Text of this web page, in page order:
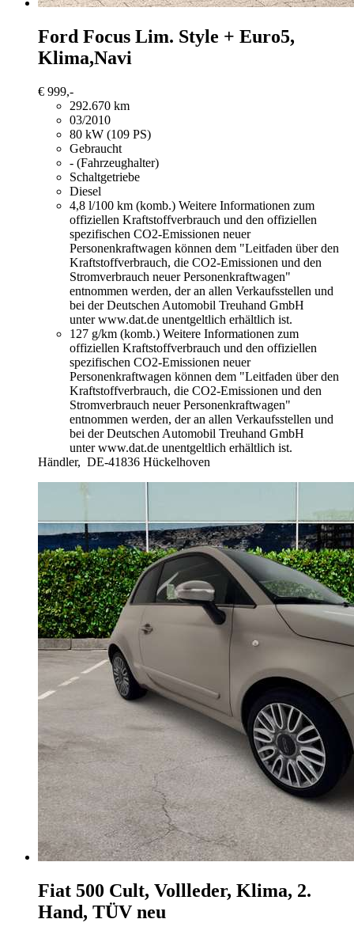
Ford Focus Lim. Style + Euro5,
Klima,Navi
€ 999,-
292.670 km
03/2010
80 kW (109 PS)
Gebraucht
- (Fahrzeughalter)
Schaltgetriebe
Diesel
4,8 l/100 km (komb.) Weitere Informationen zum
offiziellen Kraftstoffverbrauch und den offiziellen
spezifischen CO2-Emissionen neuer
Personenkraftwagen können dem "Leitfaden über den
Kraftstoffverbrauch, die CO2-Emissionen und den
Stromverbrauch neuer Personenkraftwagen"
entnommen werden, der an allen Verkaufsstellen und
bei der Deutschen Automobil Treuhand GmbH
unter www.dat.de unentgeltlich erhältlich ist.
127 g/km (komb.) Weitere Informationen zum
offiziellen Kraftstoffverbrauch und den offiziellen
spezifischen CO2-Emissionen neuer
Personenkraftwagen können dem "Leitfaden über den
Kraftstoffverbrauch, die CO2-Emissionen und den
Stromverbrauch neuer Personenkraftwagen"
entnommen werden, der an allen Verkaufsstellen und
bei der Deutschen Automobil Treuhand GmbH
unter www.dat.de unentgeltlich erhältlich ist.
Händler, DE-41836 Hückelhoven
Fiat 500 Cult, Vollleder, Klima, 2.
Hand, TÜV neu